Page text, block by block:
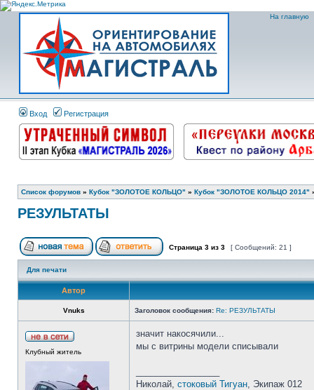
На главную
Вход Регистрация
Список форумов » Кубок "ЗОЛОТОЕ КОЛЬЦО" » Кубок "ЗОЛОТОЕ КОЛЬЦО 2014"
РЕЗУЛЬТАТЫ
Страница 3 из 3 [ Сообщений: 21 ]
Для печати
Автор
Vnuks Заголовок сообщения: Re: РЕЗУЛЬТАТЫ
Клубный житель
значит накосячили...
мы с витрины модели списывали
Николай, стоковый Тигуан, Экипаж 012